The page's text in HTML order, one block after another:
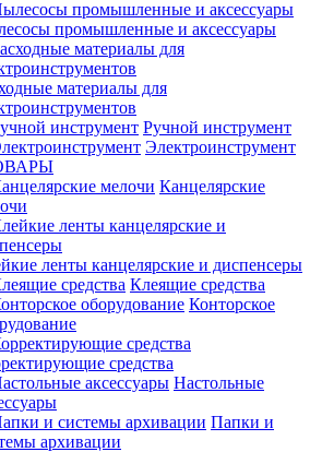
промышленные и аксессуары
материалы для
Ручной инструмент
Электроинструмент
Канцелярские
ленты канцелярские и диспенсеры
Клеящие средства
Конторское
средства
Настольные
Папки и
архивации